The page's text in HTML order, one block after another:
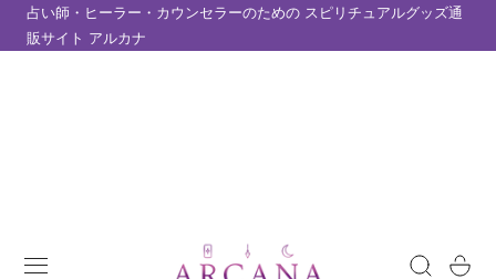
ツにスキップ
占い師・ヒーラー・カウンセラーのための スピリチュアルグッズ通
販サイト アルカナ
ー